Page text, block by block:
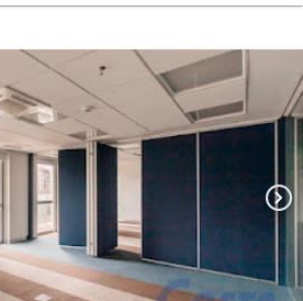
chevron_right